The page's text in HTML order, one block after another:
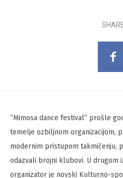
“Mimosa dance festival” prošle
temelje ozbiljnom organizacijom,
modernim pristupom takmičenju,
odazvali brojni klubovi. U drugom
organizator je novski Kulturno-